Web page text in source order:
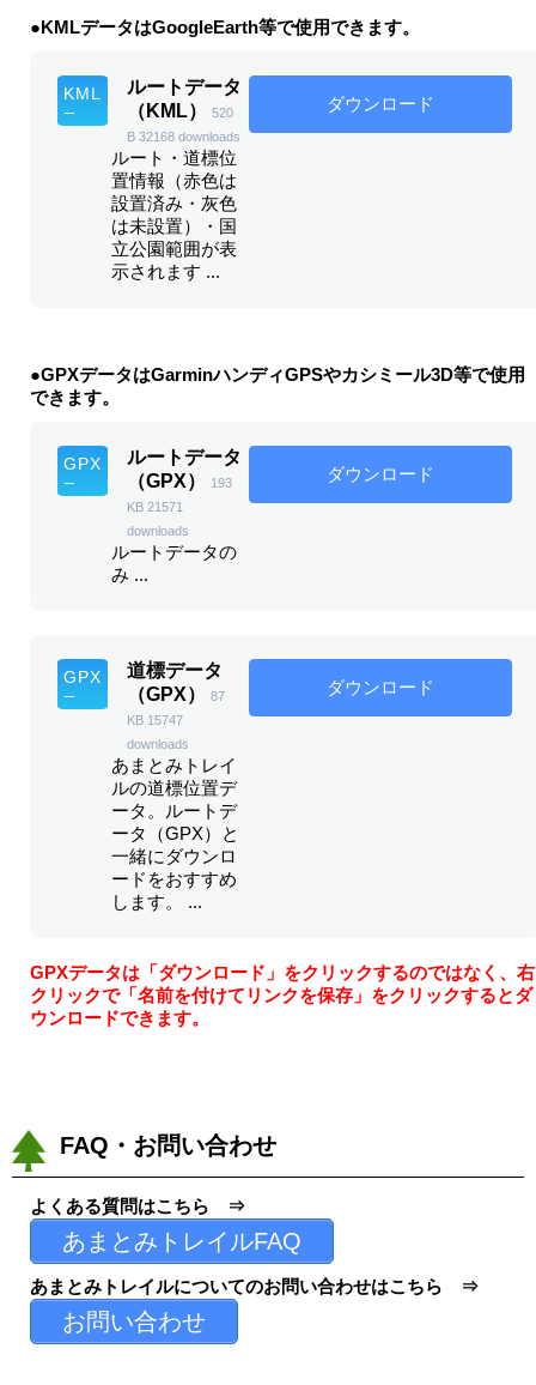
●KMLデータはGoogleEarth等で使用できます。
ルートデータ
（KML）
520
B 32168 downloads
ルート・道標位
置情報（赤色は
設置済み・灰色
は未設置）・国
立公園範囲が表
示されます ...
ダウンロード
●GPXデータはGarminハンディGPSやカシミール3D等で使用
できます。
ルートデータ
（GPX）
193
KB 21571
downloads
ルートデータの
み ...
ダウンロード
道標データ
（GPX）
87
KB 15747
downloads
あまとみトレイ
ルの道標位置デ
ータ。ルートデ
ータ（GPX）と
一緒にダウンロ
ードをおすすめ
します。 ...
ダウンロード
GPXデータは「ダウンロード」をクリックするのではなく、右
クリックで「名前を付けてリンクを保存」をクリックするとダ
ウンロードできます。
FAQ・お問い合わせ
よくある質問はこちら ⇒
あまとみトレイルFAQ
あまとみトレイルについてのお問い合わせはこちら ⇒
お問い合わせ